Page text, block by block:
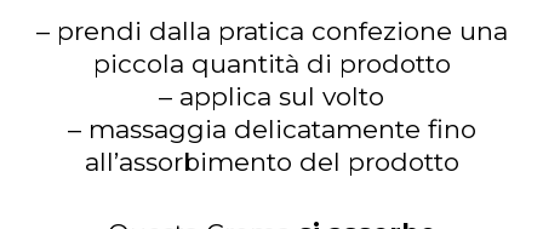
– prendi dalla pratica confezione una
piccola quantità di prodotto
– applica sul volto
– massaggia delicatamente fino
all’assorbimento del prodotto